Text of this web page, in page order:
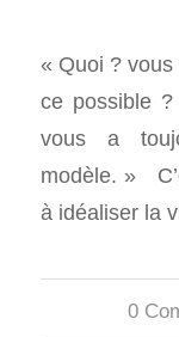
« Quoi ?
ce possible
vous a
modèle. »
à idéaliser la
0